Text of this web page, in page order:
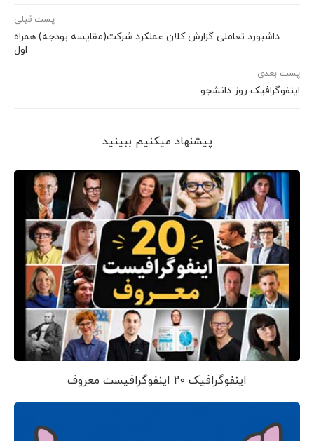
پست قبلی
داشبورد تعاملی گزارش کلان عملکرد شرکت(مقایسه بودجه) همراه
اول
پست بعدی
اینفوگرافیک روز دانشجو
پیشنهاد می‎کنیم ببینید
اینفوگرافیک 20 اینفوگرافیست معروف